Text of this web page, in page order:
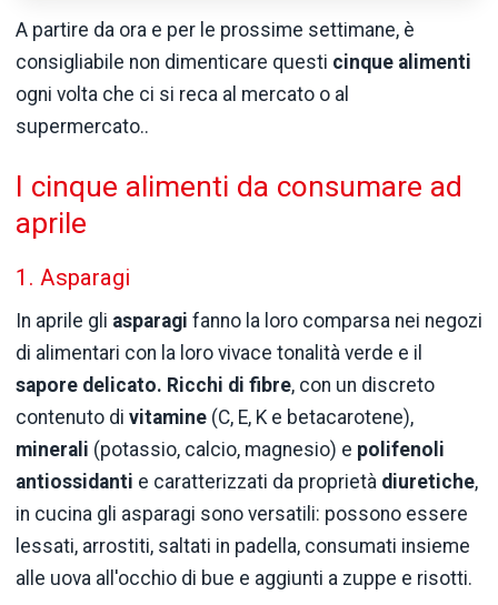
A partire da ora e per le prossime settimane, è
consigliabile non dimenticare questi cinque alimenti
ogni volta che ci si reca al mercato o al
supermercato..
I cinque alimenti da consumare ad
aprile
1. Asparagi
In aprile gli asparagi fanno la loro comparsa nei negozi
di alimentari con la loro vivace tonalità verde e il
sapore delicato. Ricchi di fibre, con un discreto
contenuto di vitamine (C, E, K e betacarotene),
minerali (potassio, calcio, magnesio) e polifenoli
antiossidanti e caratterizzati da proprietà diuretiche,
in cucina gli asparagi sono versatili: possono essere
lessati, arrostiti, saltati in padella, consumati insieme
alle uova all'occhio di bue e aggiunti a zuppe e risotti.